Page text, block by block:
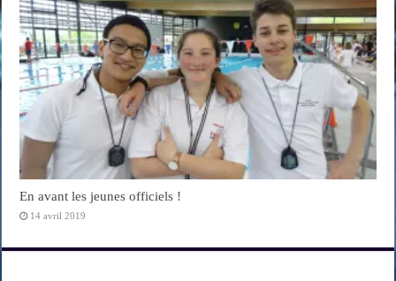
En avant les jeunes officiels !
14 avril 2019